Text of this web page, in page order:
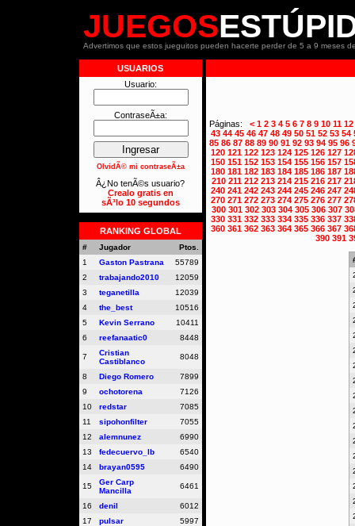
JUEGOS
Advertimos que estos jueguitos pueden hacerte perder de 5 a 9 meses
USUARIOS
Usuario:
ContraseÃ±a:
OlvidÃ© mi contraseÃ±a
Â¿No tenÃ©s usuario?
Crealo gratis en
sÃ³lo 10 segundos
RANKING GLOBAL
# Jugador
Ptos.
1
Gaston Pastrana
55789
2
trabajando2010
12059
3
teganetilla
12039
4
the_best
10516
5
Kevin Serrano
10411
6
reefanaatic0 8448
7
Cristian
Castiblanco
8048
8 Diego Romero
7899
9
ochotorena
7126
10
redstar
7085
11
sipohonfilter
7055
12
alemnunez
6990
13
fedecuervo_lb
6540
14
brayan0595 6490
15
Ger Carp
Mancilla
6461
16 denil
6012
17
pulsar
5997
Páginas: < 1 2 3 4 5 6 7 8 9 10 11 12
43 44 45 46 47 48 49 50 51 52 53 54
85 86 87 88 89 90 91 92 93 94 95 96
120 121 122 123 124 125 126 127
150 151 152 153 154 155 156 157
180 181 182 183 184 185 186 187
210 211 212 213 214 215 216 217
240 241 242 243 244 245 246 247
270 271 272 273 274 275 276 277
300 301 302 303 304 305 306 307
330 331 332 333 334 335 336 337
360 361 362 363 364 365 366 367
390 391